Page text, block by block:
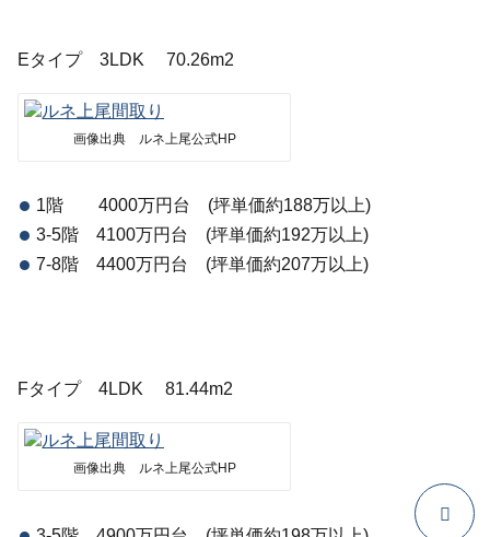
Eタイプ 3LDK 70.26m2
画像出典 ルネ上尾公式HP
1階 4000万円台 (坪単価約188万以上)
3-5階 4100万円台 (坪単価約192万以上)
7-8階 4400万円台 (坪単価約207万以上)
Fタイプ 4LDK 81.44m2
画像出典 ルネ上尾公式HP